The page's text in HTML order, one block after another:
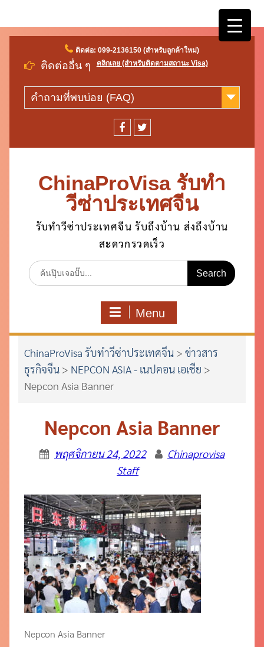
ติดต่อ: 099-2136150 (สำหรับลูกค้าใหม่)
ติดต่ออื่น ๆ คลิกเลย (สำหรับติดตามสถานะ Visa)
คำถามที่พบบ่อย (FAQ)
ChinaProVisa รับทำ
วีซ่าประเทศจีน
รับทำวีซ่าประเทศจีน รับถึงบ้าน ส่งถึงบ้าน
สะดวกรวดเร็ว
Search
for:
Menu
ChinaProVisa รับทำวีซ่าประเทศจีน> ข่าวสาร
ธุรกิจจีน> NEPCON ASIA - เนปคอน เอเชีย >
Nepcon Asia Banner
Nepcon Asia Banner
พฤศจิกายน 24, 2022
Chinaprovisa
Staff
Nepcon Asia Banner